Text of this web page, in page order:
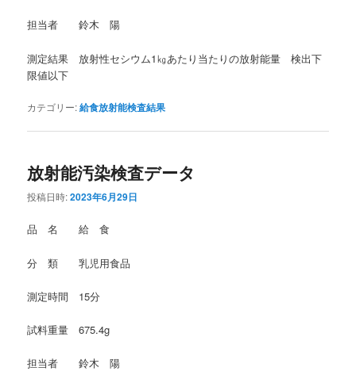
担当者 鈴木 陽
測定結果 放射性セシウム1㎏あたり当たりの放射能量 検出下
限値以下
カテゴリー:給食放射能検査結果
放射能汚染検査データ
投稿日時:2023年6月29日
品 名 給 食
分 類 乳児用食品
測定時間 15分
試料重量 675.4g
担当者 鈴木 陽